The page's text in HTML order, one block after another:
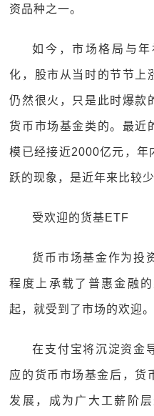
资品种之一。
如今，市场格局与
化，股市从当时的节节上
仍然很火，只是此时爆款
货币市场基金类的。最近
模已经接近2000亿元，年
跃的现象，是近年来比较少
受欢迎的货基ETF
货币市场基金作为投
程度上承载了普惠金融
起，就受到了市场的欢迎。
在支付宝将沉淀资金
应的货币市场基金后，货
发展，成为广大工薪阶